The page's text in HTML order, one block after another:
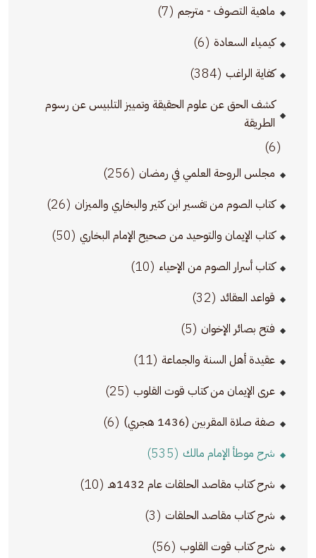
ماهية التصوف - مترجم (7)
كيمياء السعادة (6)
كفاية الراغب (384)
كشف الحق عن علوم الحقيقة وتمييز التلبيس عن رسوم
الطريقة
(6)
مجلس الروحة العلمي في رمضان (256)
كتاب الصوم من تفسير ابن كثير والبخاري والميزان (26)
كتاب الإيمان والتوحيد من صحيح الإمام البخاري (50)
كتاب أسرار الصوم من الإحياء (10)
قواعد العقائد (32)
فتح بصائر الإخوان (5)
عقيدة أهل السنة والجماعة (11)
عرى الإيمان من كتاب قوت القلوب (25)
صفة صلاة المقربين (1436 هجري) (6)
شرح موطأ الإمام مالك (535)
شرح كتاب مقاصد الحلقات عام 1432هـ (10)
شرح كتاب مقاصد الحلقات (3)
شرح كتاب قوت القلوب (56)